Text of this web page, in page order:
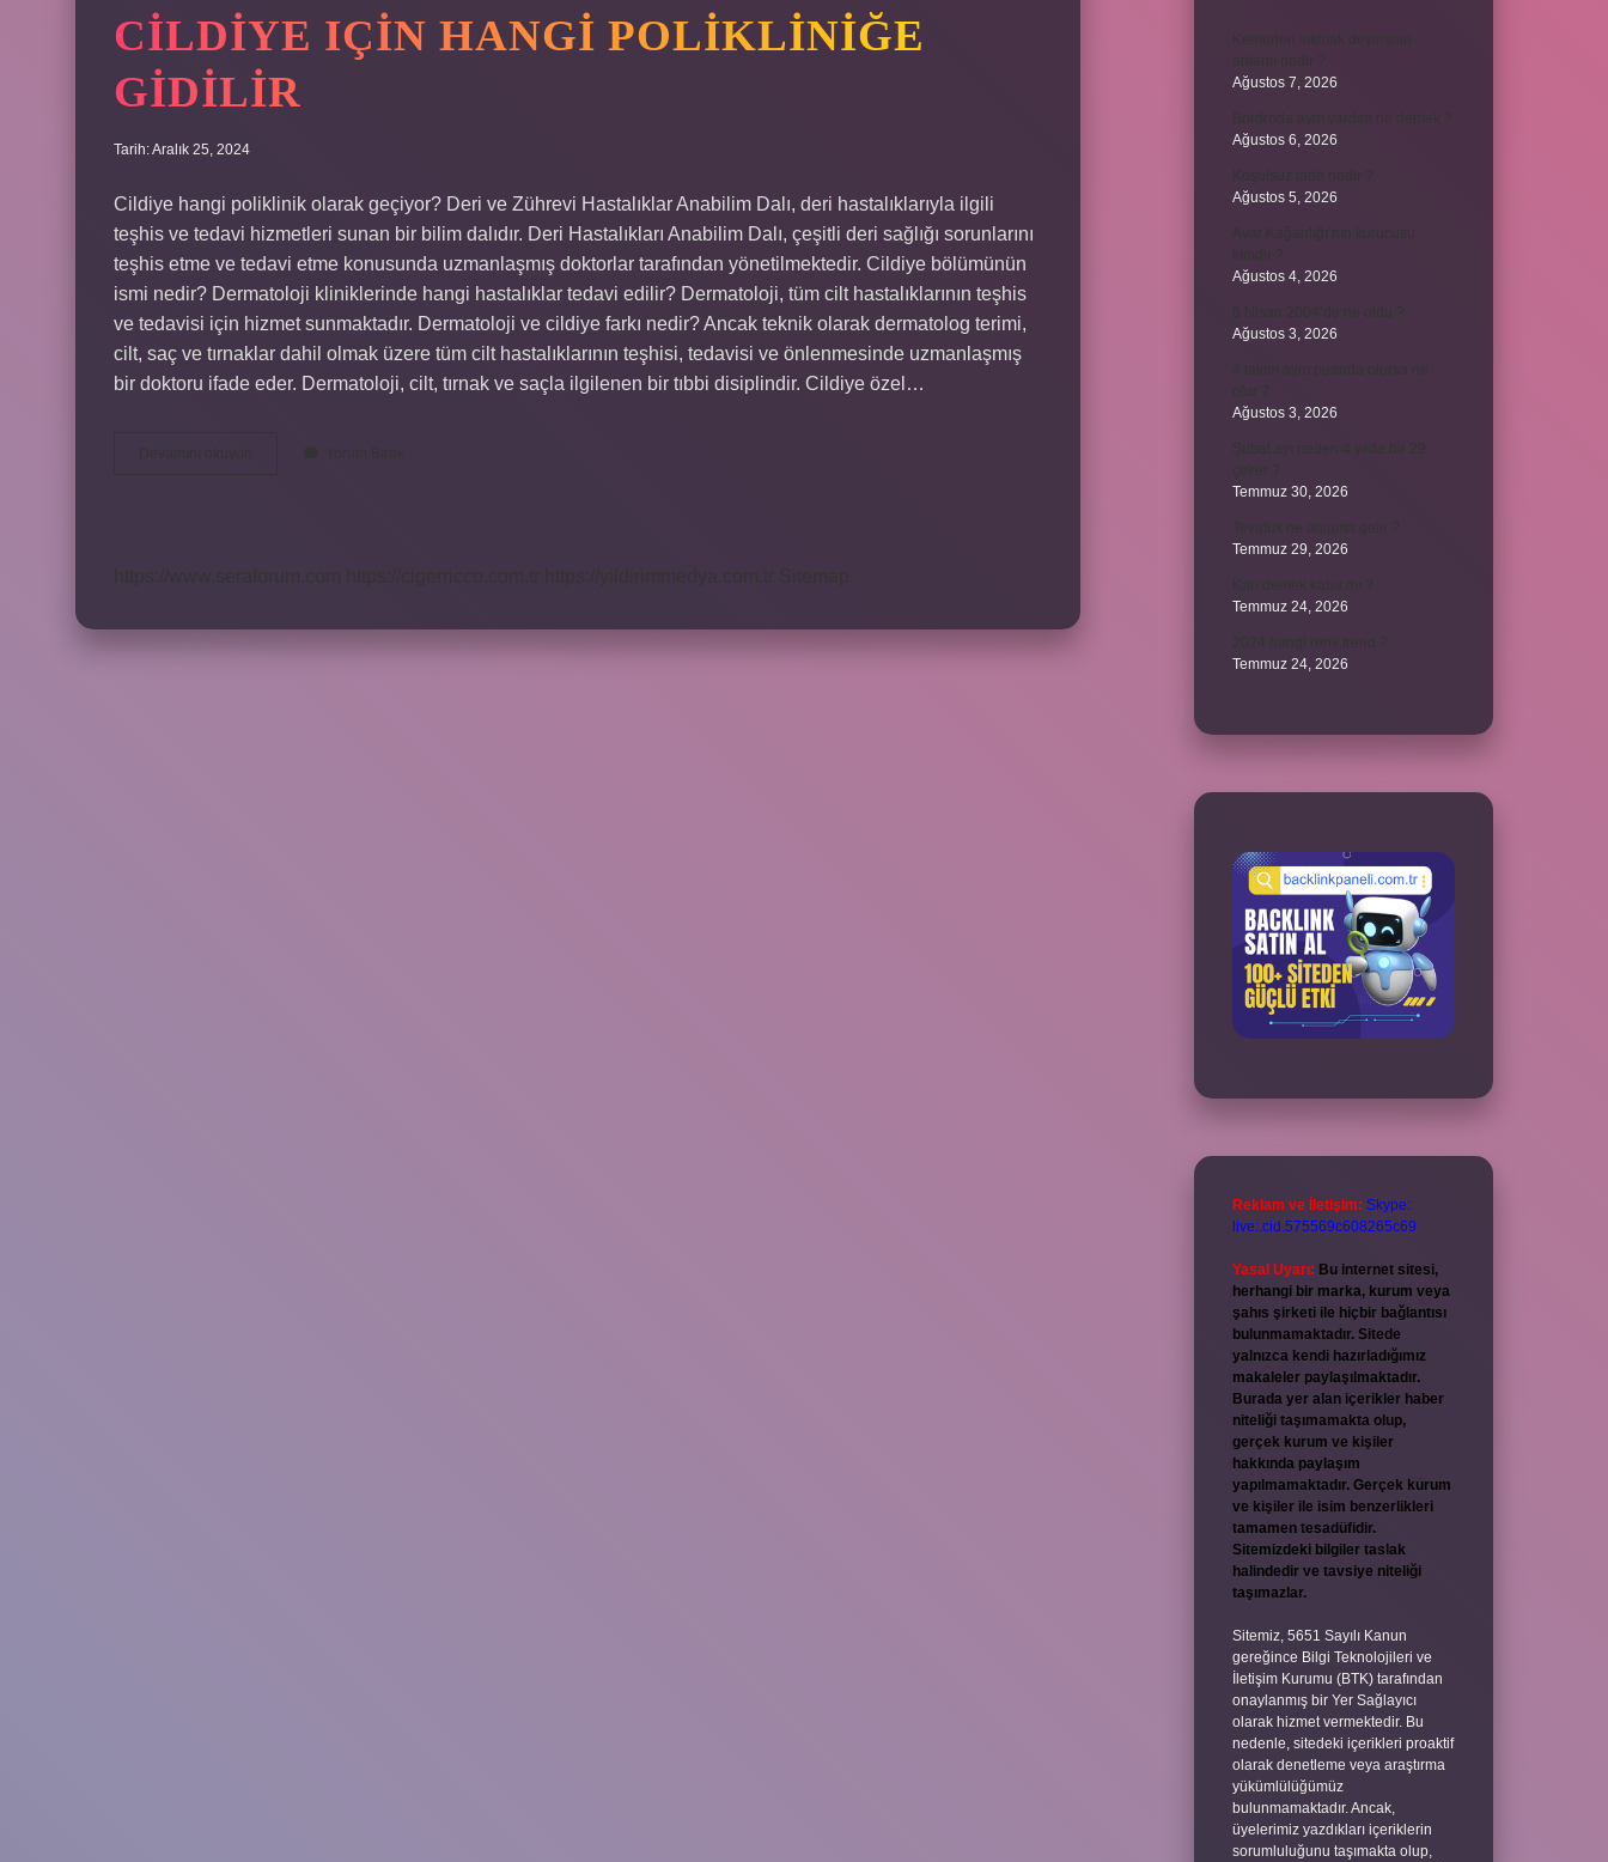
CILDIYE IÇIN HANGI POLIKLINIĞE
GIDILIR
Tarih: Aralık 25, 2024
Cildiye hangi poliklinik olarak geçiyor? Deri ve Zührevi Hastalıklar Anabilim Dalı, deri hastalıklarıyla ilgili
teşhis ve tedavi hizmetleri sunan bir bilim dalıdır. Deri Hastalıkları Anabilim Dalı, çeşitli deri sağlığı sorunlarını
teşhis etme ve tedavi etme konusunda uzmanlaşmış doktorlar tarafından yönetilmektedir. Cildiye bölümünün
ismi nedir? Dermatoloji kliniklerinde hangi hastalıklar tedavi edilir? Dermatoloji, tüm cilt hastalıklarının teşhis
ve tedavisi için hizmet sunmaktadır. Dermatoloji ve cildiye farkı nedir? Ancak teknik olarak dermatolog terimi,
cilt, saç ve tırnaklar dahil olmak üzere tüm cilt hastalıklarının teşhisi, tedavisi ve önlenmesinde uzmanlaşmış
bir doktoru ifade eder. Dermatoloji, cilt, tırnak ve saçla ilgilenen bir tıbbi disiplindir. Cildiye özel…
Ağustos 7, 2026
Ağustos 6, 2026
Ağustos 5, 2026
Ağustos 4, 2026
Ağustos 3, 2026
Ağustos 3, 2026
Temmuz 30, 2026
Temmuz 29, 2026
Temmuz 24, 2026
Temmuz 24, 2026
Reklam ve İletişim: Skype:
live:.cid.575569c608265c69
Yasal Uyarı: Bu internet sitesi,
herhangi bir marka, kurum veya
şahıs şirketi ile hiçbir bağlantısı
bulunmamaktadır. Sitede
yalnızca kendi hazırladığımız
makaleler paylaşılmaktadır.
Burada yer alan içerikler haber
niteliği taşımamakta olup,
gerçek kurum ve kişiler
hakkında paylaşım
yapılmamaktadır. Gerçek kurum
ve kişiler ile isim benzerlikleri
tamamen tesadüfidir.
Sitemizdeki bilgiler taslak
halindedir ve tavsiye niteliği
taşımazlar.
Sitemiz, 5651 Sayılı Kanun
gereğince Bilgi Teknolojileri ve
İletişim Kurumu (BTK) tarafından
onaylanmış bir Yer Sağlayıcı
olarak hizmet vermektedir. Bu
nedenle, sitedeki içerikleri proaktif
olarak denetleme veya araştırma
yükümlülüğümüz
bulunmamaktadır. Ancak,
üyelerimiz yazdıkları içeriklerin
sorumluluğunu taşımakta olup,